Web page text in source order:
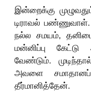
இன்றைக்கு
டிராவல்
நல்ல சமயம்,
மன்னிப்பு
வேண்டும்.
அவளை
தீர்மானித்தேன்.